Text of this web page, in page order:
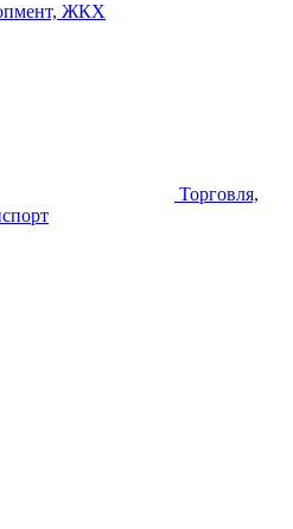
ЖКХ
Торговля,